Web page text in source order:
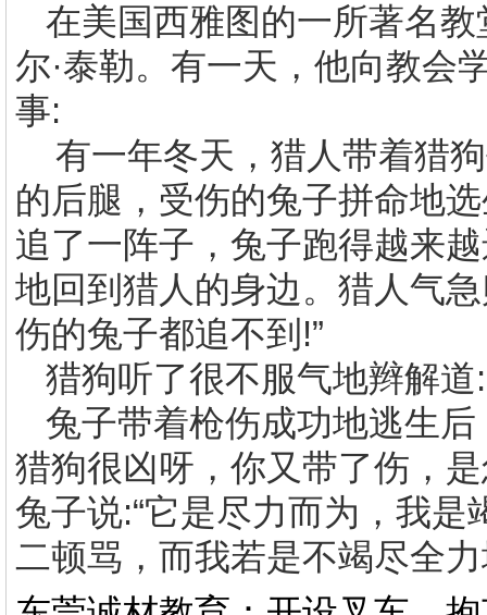
在美国西雅图的一所著名
尔·泰勒。有一天，他向教会
事:
有一年冬天，猎人带着猎
的后腿，受伤的兔子拼命地
追了一阵子，兔子跑得越来
地回到猎人的身边。猎人气
伤的兔子都追不到 !”
猎狗听了很不服气地辫解道:
兔子带着枪伤成功地逃生
猎狗很凶呀，你又带了伤，
兔子说:“它是尽力而为，我
二顿骂，而我若是不竭尽全